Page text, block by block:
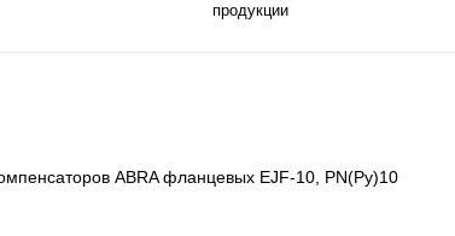
продукции
ABRA фланцевых EJF-10, PN(Ру)10